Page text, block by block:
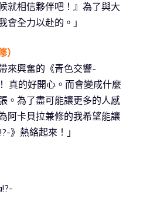
就相信夥伴吧！』為了與大
會全力以赴的。」
來興奮的《青色交響-
真的好開心。而會變成什麼
。為了盡可能讓更多的人感
阿卡貝拉兼修的我希望能讓
》熱絡起來！」